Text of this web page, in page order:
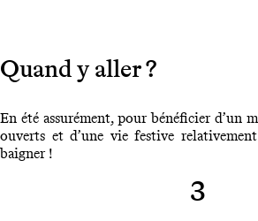
Quand y aller ?
En été assurément, pour bénéficier d’un
ouverts et d’une vie festive
baigner !
3